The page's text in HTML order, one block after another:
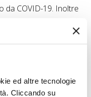
ed altre tecnologie
Cliccando su
da COVID-19. Inoltre
anche le spese
impegnando per
stabilito dalla giunta,
nella misura del